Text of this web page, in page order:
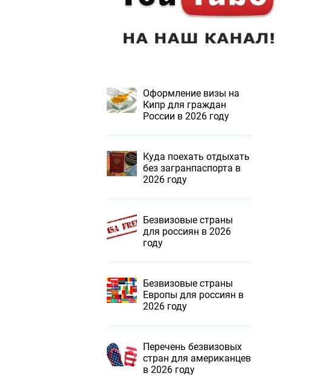
Оформление визы на
Кипр для граждан
России в 2026 году
Куда поехать отдыхать
без загранпаспорта в
2026 году
Безвизовые страны
для россиян в 2026
году
Безвизовые страны
Европы для россиян в
2026 году
Перечень безвизовых
стран для американцев
в 2026 году